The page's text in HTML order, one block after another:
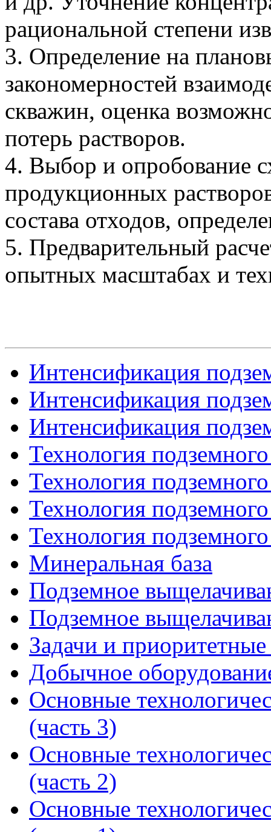
рациональной степени
3. Определение на
закономерностей
скважин, оценка
потерь растворов.
4. Выбор и опробование
продукционных
состава отходов,
5. Предварительный
опытных масштабах и
Интенсификация
Интенсификация
Интенсификация
Технология
Технология
Технология
Технология
Минеральная база
Подземное
Подземное
Задачи и
Добычное
Основные
(часть 3)
Основные
(часть 2)
Основные